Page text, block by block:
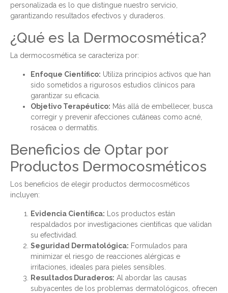
personalizada es lo que distingue nuestro servicio,
garantizando resultados efectivos y duraderos.
¿Qué es la Dermocosmética?
La dermocosmética se caracteriza por:
Enfoque Científico: Utiliza principios activos que han
sido sometidos a rigurosos estudios clínicos para
garantizar su eficacia.
Objetivo Terapéutico: Más allá de embellecer, busca
corregir y prevenir afecciones cutáneas como acné,
rosácea o dermatitis.
Beneficios de Optar por
Productos Dermocosméticos
Los beneficios de elegir productos dermocosméticos
incluyen:
Evidencia Científica: Los productos están
respaldados por investigaciones científicas que validan
su efectividad.
Seguridad Dermatológica: Formulados para
minimizar el riesgo de reacciones alérgicas e
irritaciones, ideales para pieles sensibles.
Resultados Duraderos: Al abordar las causas
subyacentes de los problemas dermatológicos, ofrecen